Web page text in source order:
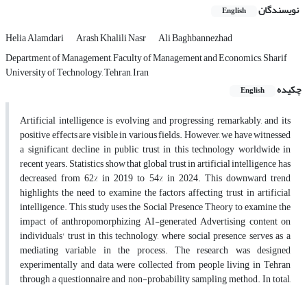
نویسندگان English
Helia Alamdari Arash Khalili Nasr
Ali Baghbannezhad
Department of Management, Faculty of Management and Economics, Sharif
University of Technology, Tehran, Iran
چکیده
English
Artificial intelligence is evolving and progressing remarkably, and its
positive effects are visible in various fields. However, we have witnessed
a significant decline in public trust in this technology worldwide in
recent years. Statistics show that global trust in artificial intelligence has
decreased from 62% in 2019 to 54% in 2024. This downward trend
highlights the need to examine the factors affecting trust in artificial
intelligence. This study uses the Social Presence Theory to examine the
impact of anthropomorphizing AI-generated Advertising content on
individuals' trust in this technology, where social presence serves as a
mediating variable in the process. The research was designed
experimentally and data were collected from people living in Tehran
through a questionnaire and non-probability sampling method. In total,